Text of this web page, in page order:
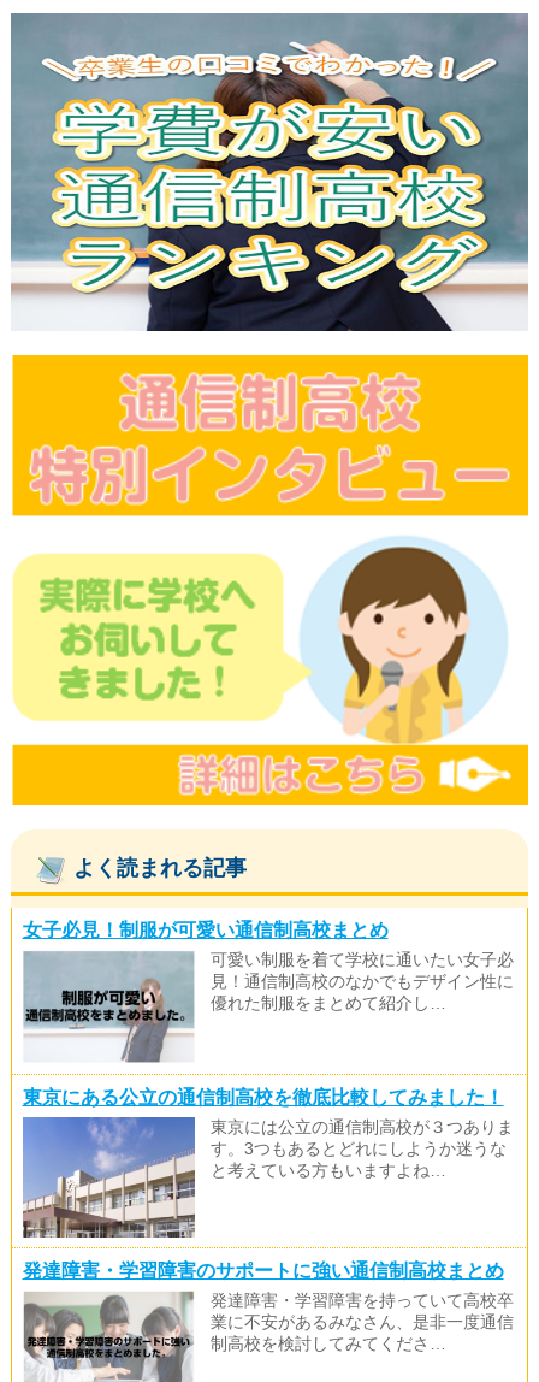
よく読まれる記事
女子必見！制服が可愛い通信制高校まとめ
可愛い制服を着て学校に通いたい女子必
見！通信制高校のなかでもデザイン性に
優れた制服をまとめて紹介し…
東京にある公立の通信制高校を徹底比較してみました！
東京には公立の通信制高校が３つありま
す。3つもあるとどれにしようか迷うな
と考えている方もいますよね…
発達障害・学習障害のサポートに強い通信制高校まとめ
発達障害・学習障害を持っていて高校卒
業に不安があるみなさん、是非一度通信
制高校を検討してみてくださ…